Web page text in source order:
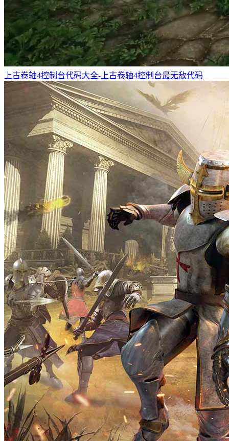
上古卷轴4控制台代码大全-上古卷轴4控制台最无敌代码